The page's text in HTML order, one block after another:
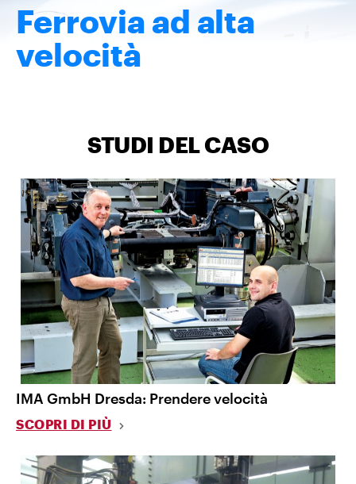
Ferrovia ad alta
velocità
STUDI DEL CASO
IMA GmbH Dresda: Prendere velocità
SCOPRI DI PIÙ